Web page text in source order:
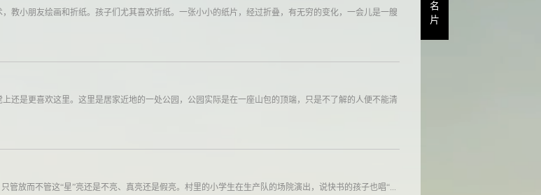
教小朋友绘画和折纸。孩子们尤其喜欢折纸。一张小小的纸片，经过折叠，有无穷的变化，一会儿是一艘
还是更喜欢这里。这里是居家近地的一处公园，公园实际是在一座山包的顶端，只是不了解的人便不能清
管放而不管这“星”亮还是不亮、真亮还是假亮。村里的小学生在生产队的场院演出，说快书的孩子也唱“...
名
片